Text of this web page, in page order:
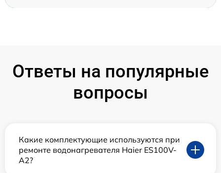
Ответы на популярные
вопросы
Какие комплектующие используются при
ремонте водонагревателя Haier ES100V-
A2?